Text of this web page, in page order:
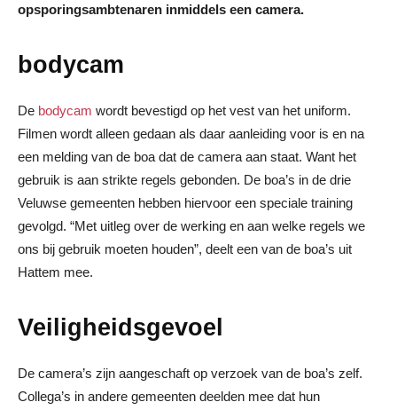
opsporingsambtenaren inmiddels een camera.
bodycam
De bodycam wordt bevestigd op het vest van het uniform.
Filmen wordt alleen gedaan als daar aanleiding voor is en na
een melding van de boa dat de camera aan staat. Want het
gebruik is aan strikte regels gebonden. De boa’s in de drie
Veluwse gemeenten hebben hiervoor een speciale training
gevolgd. “Met uitleg over de werking en aan welke regels we
ons bij gebruik moeten houden”, deelt een van de boa’s uit
Hattem mee.
Veiligheidsgevoel
De camera’s zijn aangeschaft op verzoek van de boa’s zelf.
Collega’s in andere gemeenten deelden mee dat hun